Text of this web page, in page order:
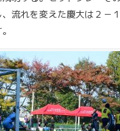
流れを変えた慶大は２－